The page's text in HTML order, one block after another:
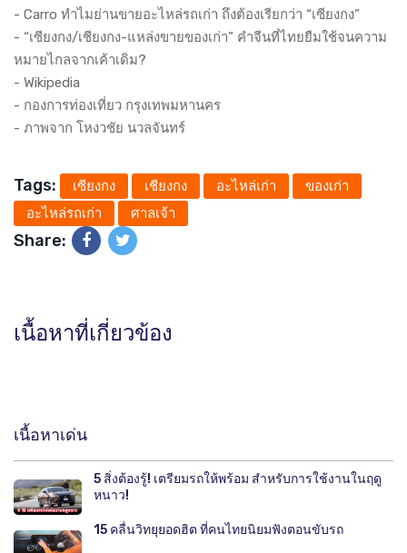
- Carro ทำไมย่านขายอะไหล่รถเก่า ถึงต้องเรียกว่า “เซียงกง”
- “เซียงกง/เชียงกง-แหล่งขายของเก่า” คำจีนที่ไทยยืมใช้จนความ
หมายไกลจากเค้าเดิม?
- Wikipedia
- กองการท่องเที่ยว กรุงเทพมหานคร
- ภาพจาก โหงวชัย นวลจันทร์
Tags: เซียงกง เชียงกง อะไหล่เก่า
ของเก่า
อะไหล่รถเก่า
ศาลเจ้า
Share:
เนื้อหาที่เกี่ยวข้อง
เนื้อหาเด่น
5 สิ่งต้องรู้! เตรียมรถให้พร้อม สำหรับการใช้งานในฤดู
หนาว!
15 คลื่นวิทยุยอดฮิต ที่คนไทยนิยมฟังตอนขับรถ